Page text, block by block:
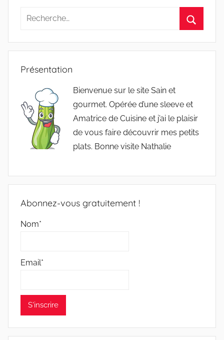
Recherche
:
Présentation
Bienvenue sur le site Sain et
gourmet. Opérée d’une sleeve et
Amatrice de Cuisine et j’ai le plaisir
de vous faire découvrir mes petits
plats. Bonne visite Nathalie
Abonnez-vous gratuitement !
Nom*
Email*